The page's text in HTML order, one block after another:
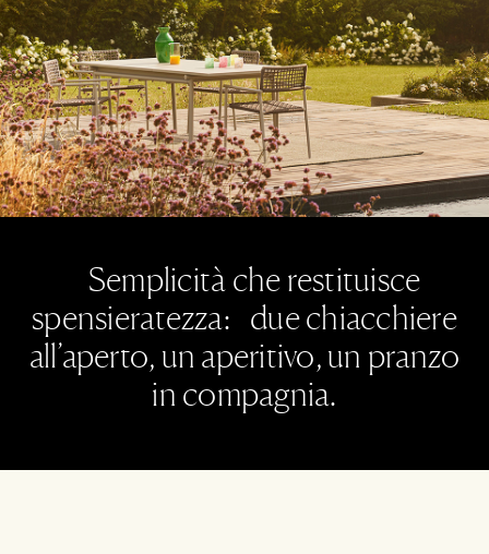
Semplicità che restituisce
spensieratezza: due chiacchiere
all’aperto, un aperitivo, un pranzo
in compagnia.